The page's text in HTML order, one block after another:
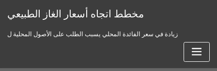
مخطط اتجاه أسعار الغاز الطبيعي
زيادة في سعر الفائدة المحلي يسبب الطلب على الأصول المحلية ل